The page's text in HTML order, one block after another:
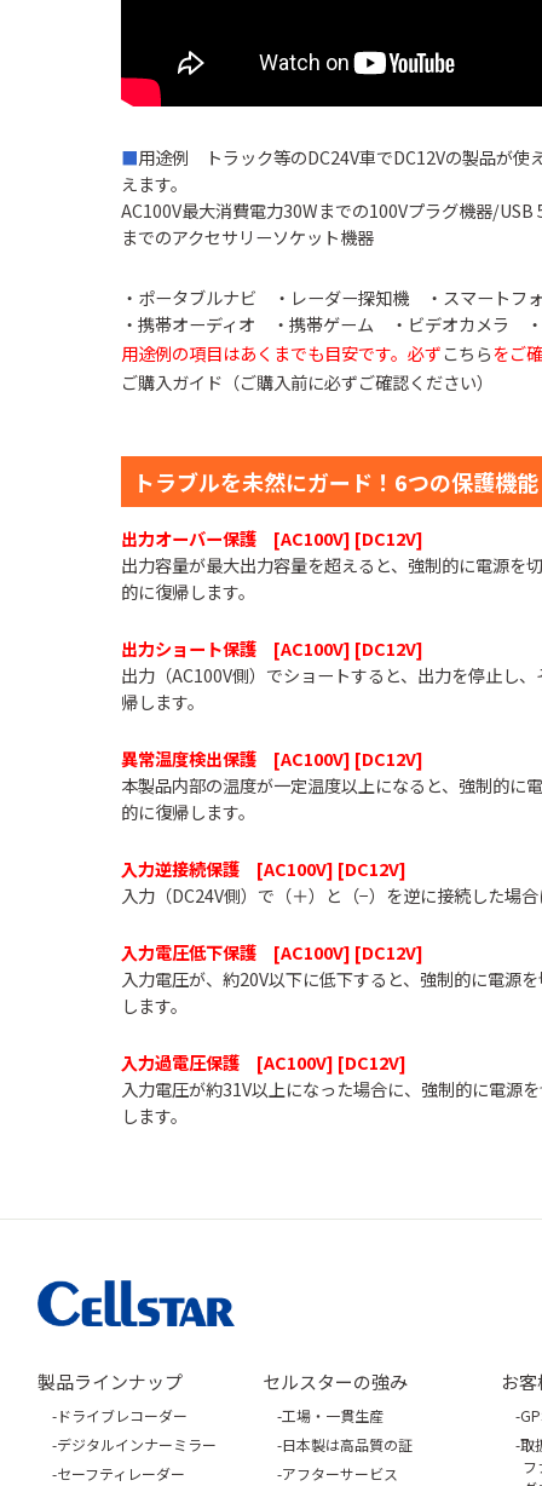
■用途例 トラック等のDC24V車でDC12Vの製品が使
えます。
AC100V最大消費電力30Wまでの100Vプラグ機器/
までのアクセサリーソケット機器
・ポータブルナビ ・レーダー探知機 ・スマート
・携帯オーディオ ・携帯ゲーム ・ビデオカメラ
用途例の項目はあくまでも目安です。必ずこちらをご
ご購入ガイド（ご購入前に必ずご確認ください）
トラブルを未然にガード！6つの保護機能
出力オーバー保護 [AC100V] [DC12V]
出力容量が最大出力容量を超えると、強制的に電源を
的に復帰します。
出力ショート保護 [AC100V] [DC12V]
出力（AC100V側）でショートすると、出力を停止し
帰します。
異常温度検出保護 [AC100V] [DC12V]
本製品内部の温度が一定温度以上になると、強制的に
的に復帰します。
入力逆接続保護 [AC100V] [DC12V]
入力（DC24V側）で（＋）と（−）を逆に接続した場
入力電圧低下保護 [AC100V] [DC12V]
入力電圧が、約20V以下に低下すると、強制的に電源
します。
入力過電圧保護 [AC100V] [DC12V]
入力電圧が約31V以上になった場合に、強制的に電源
します。
製品ラインナップ
ドライブレコーダー
デジタルインナーミラー
セーフティレーダー
セルスターの強み
工場・一貫生産
日本製は高品質の証
アフターサービス
お
取
フ